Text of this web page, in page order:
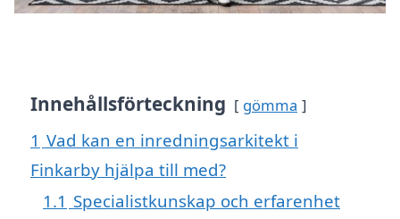
Innehållsförteckning gömma
1 Vad kan en inredningsarkitekt i
Finkarby hjälpa till med?
1.1 Specialistkunskap och erfarenhet